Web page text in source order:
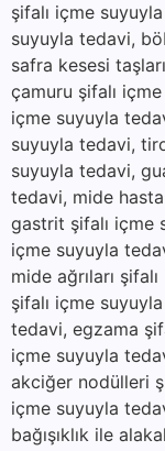
şifalı içme
suyuyla tedavi,
safra kesesi
çamuru şifalı
içme suyuyla
suyuyla tedavi,
suyuyla tedavi,
tedavi, mide
gastrit şifalı içme
içme suyuyla
mide ağrıları
şifalı içme
tedavi, egzama
içme suyuyla
akciğer nodülleri
içme suyuyla
bağışıklık ile